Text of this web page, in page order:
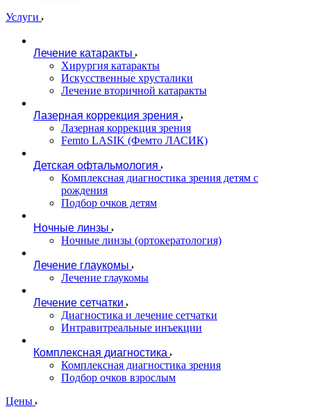
Услуги
Лечение катаракты
Хирургия катаракты
Искусственные хрусталики
Лечение вторичной катаракты
Лазерная коррекция зрения
Лазерная коррекция зрения
Femto LASIK (Фемто ЛАСИК)
Детская офтальмология
Комплексная диагностика зрения детям c
рождения
Подбор очков детям
Ночные линзы
Ночные линзы (ортокератология)
Лечение глаукомы
Лечение глаукомы
Лечение сетчатки
Диагностика и лечение сетчатки
Интравитреальные инъекции
Комплексная диагностика
Комплексная диагностика зрения
Подбор очков взрослым
Цены